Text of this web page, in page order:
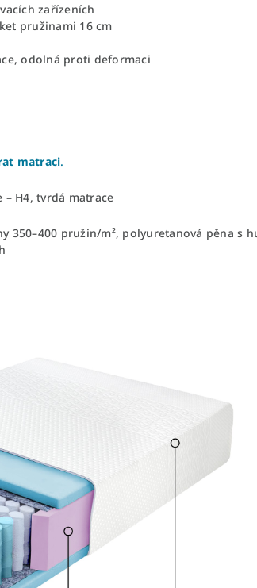
zařízeních
pružinami 16 cm
odolná proti deformaci
matraci.
– H4, tvrdá matrace
350–400 pružin/m², polyuretanová pěna s